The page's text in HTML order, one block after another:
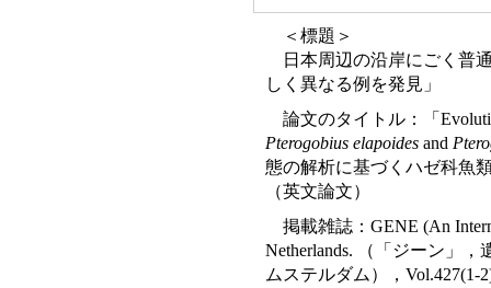
＜標題＞
日本周辺の沿岸にごく普
しく異なる例を発見」
論文のタイトル：「
Pterogobius elapoidesand
態の解析に基づくハゼ科魚
（英文論文）
掲載雑誌：GENE (An
Netherlands. （「ジーン」
ムステルダム），Vol.427(1-